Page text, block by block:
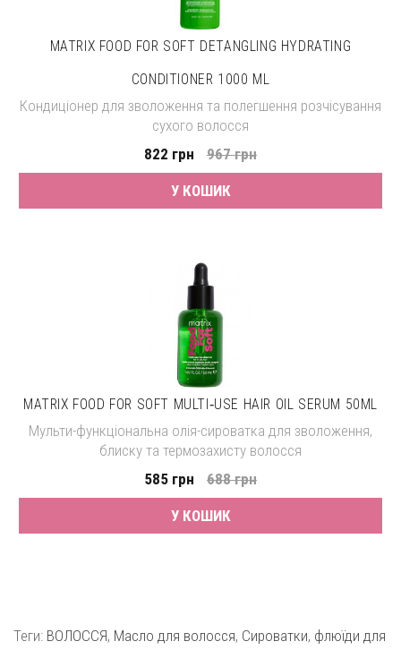
MATRIX FOOD FOR SOFT DETANGLING HYDRATING
CONDITIONER 1000 ML
Кондиціонер для зволоження та полегшення розчісування
сухого волосся
822 грн
967 грн
У КОШИК
MATRIX FOOD FOR SOFT MULTI‑USE HAIR OIL SERUM 50ML
Мульти-функціональна олія-сироватка для зволоження,
блиску та термозахисту волосся
585 грн
688 грн
У КОШИК
Теги: ВОЛОССЯ, Масло для волосся, Сироватки, флюїди для